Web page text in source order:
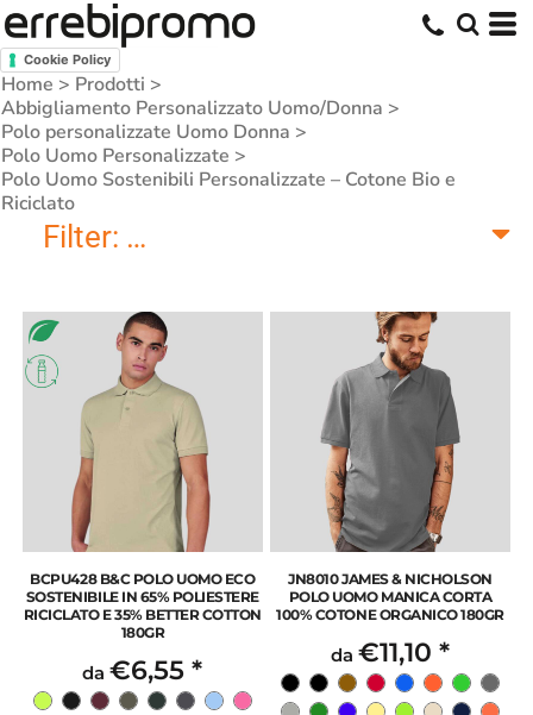
Cookie Policy
Home > Prodotti >
Abbigliamento Personalizzato Uomo/Donna >
Polo personalizzate Uomo Donna >
Polo Uomo Personalizzate >
Polo Uomo Sostenibili Personalizzate – Cotone Bio e
Riciclato
Filter: Polo Uomo Sostenibili
BCPU428 B&C POLO UOMO ECO
SOSTENIBILE IN 65% POLIESTERE
RICICLATO E 35% BETTER COTTON
180GR
da€6,55*
JN8010 JAMES & NICHOLSON
POLO UOMO MANICA CORTA
100% COTONE ORGANICO 180GR
da€11,10*